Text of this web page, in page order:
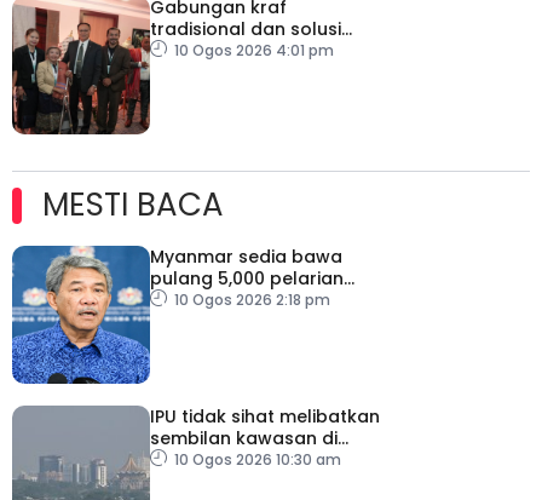
Gabungan kraf
tradisional dan solusi
digital buka pasaran
10 Ogos 2026 4:01 pm
MESTI BACA
Myanmar sedia bawa
pulang 5,000 pelarian
guna kapal
10 Ogos 2026 2:18 pm
IPU tidak sihat melibatkan
sembilan kawasan di
Sarawak
10 Ogos 2026 10:30 am